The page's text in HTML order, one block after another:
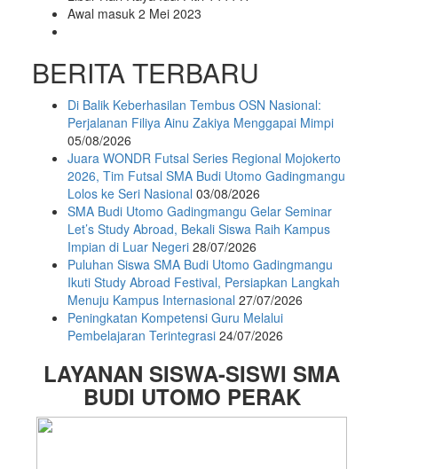
Awal masuk 2 Mei 2023
BERITA TERBARU
Di Balik Keberhasilan Tembus OSN Nasional:
Perjalanan Filiya Ainu Zakiya Menggapai Mimpi
05/08/2026
Juara WONDR Futsal Series Regional Mojokerto
2026, Tim Futsal SMA Budi Utomo Gadingmangu
Lolos ke Seri Nasional 03/08/2026
SMA Budi Utomo Gadingmangu Gelar Seminar
Let’s Study Abroad, Bekali Siswa Raih Kampus
Impian di Luar Negeri 28/07/2026
Puluhan Siswa SMA Budi Utomo Gadingmangu
Ikuti Study Abroad Festival, Persiapkan Langkah
Menuju Kampus Internasional 27/07/2026
Peningkatan Kompetensi Guru Melalui
Pembelajaran Terintegrasi 24/07/2026
LAYANAN SISWA-SISWI SMA
BUDI UTOMO PERAK